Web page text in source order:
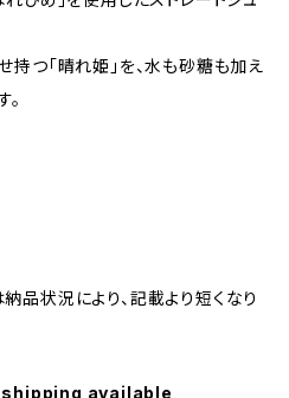
つ「晴れ姫」を、水も砂糖も加え
品状況により、記載より短くなり
available